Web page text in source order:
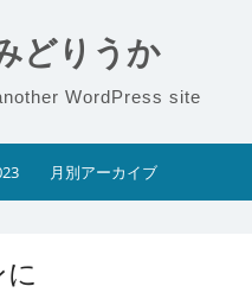
どりうか
WordPress site
月別アーカイブ